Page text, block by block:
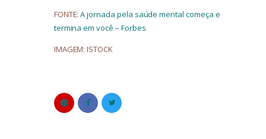
FONTE:A jornada pela saúde mental começa e
termina em você – Forbes
IMAGEM: ISTOCK